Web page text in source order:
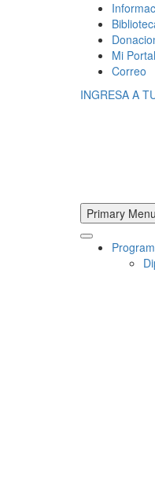
Mi
Correo
INGRESA A
Primary Menu